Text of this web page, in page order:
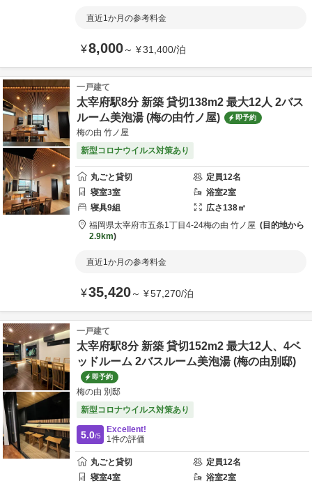
直近1か月の参考料金
¥8,000～ ¥31,400/泊
一戸建て
太宰府駅8分 新築 貸切138m2 最大12人 2バス
ルーム美泡湯 (梅の由竹ノ屋)
即予約
梅の由 竹ノ屋
新型コロナウイルス対策あり
丸ごと貸切 定員12名
寝室3室 浴室2室
寝具9組 広さ138㎡
福岡県太宰府市五条1丁目4-24梅の由 竹ノ屋
目的地から
2.9km
直近1か月の参考料金
¥35,420～ ¥57,270/泊
一戸建て
太宰府駅8分 新築 貸切152m2 最大12人、4ベ
ッドルーム 2バスルーム美泡湯 (梅の由別邸)
即予約
梅の由 別邸
新型コロナウイルス対策あり
5.0/5
Excellent!
1件の評価
丸ごと貸切 定員12名
寝室4室 浴室2室